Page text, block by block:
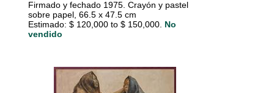
Firmado y fechado 1975. Crayón y pastel
sobre papel, 66.5 x 47.5 cm
Estimado: $ 120,000 to $ 150,000. No
vendido